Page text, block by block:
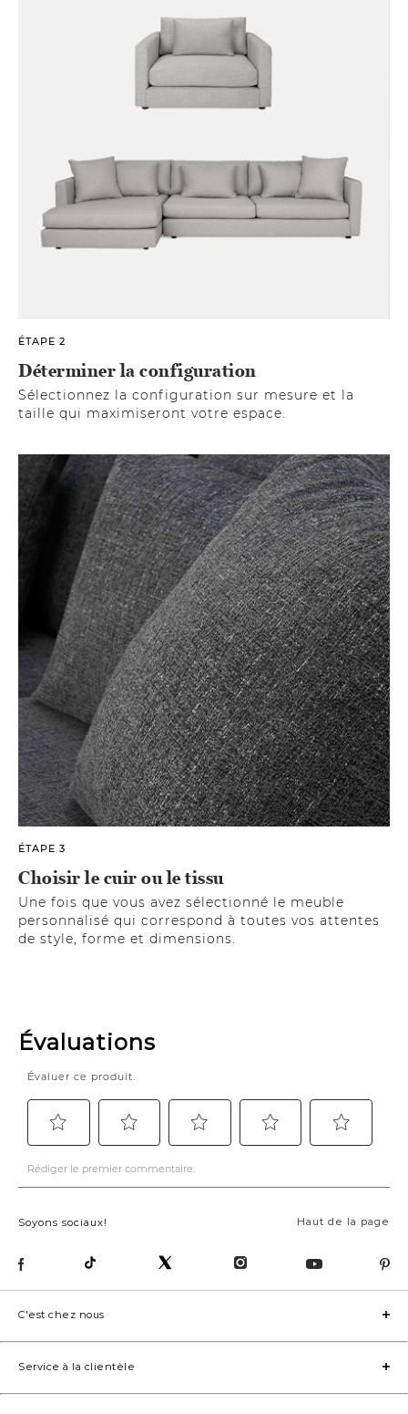
ÉTAPE 2
Déterminer la configuration
Sélectionnez la configuration sur mesure et la
taille qui maximiseront votre espace.
ÉTAPE 3
Choisir le cuir ou le tissu
Une fois que vous avez sélectionné le meuble
personnalisé qui correspond à toutes vos attentes
de style, forme et dimensions.
Haut de la page
Soyons sociaux!
C'est chez nous
Service à la clientèle